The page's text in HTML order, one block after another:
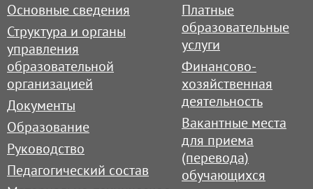
Основные сведения
Структура и органы
управления
образовательной
организацией
Документы
Образование
Руководство
Педагогический состав
Платные
образовательные
услуги
Финансово-
хозяйственная
деятельность
Вакантные места
для приема
(перевода)
обучающихся